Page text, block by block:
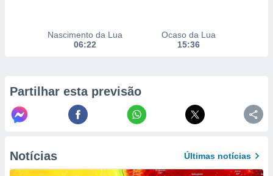
medir
o
dos
de
ou
Nascimento da Lua
06:22
Ocaso da Lua
15:36
Partilhar esta previsão
Notícias Últimas notícias